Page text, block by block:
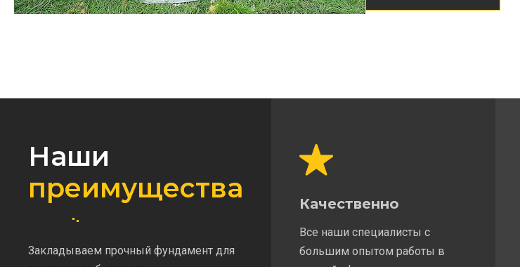
Наши
преимущества
Закладываем прочный фундамент для
Качественно
Все наши специалисты с
большим опытом работы в